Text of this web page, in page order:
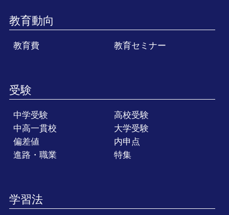
教育動向
教育費 教育セミナー
受験
中学受験
高校受験
中高一貫校
大学受験
偏差値
内申点
進路・職業
特集
学習法